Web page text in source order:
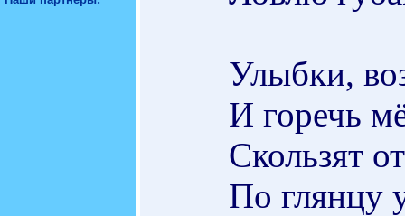
Улыбки,
И горечь
Скользят
По глянцу